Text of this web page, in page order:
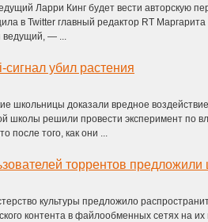
Ларри Кинг будет вести авторскую
в Twitter главный редактор RT
ведущий, — ...
сигнал убил растения
школьницы доказали вредное
школы решили провести эксперимент по
после того, как они ...
торрентов
культуры предложило
контента в файлообменных сетях на